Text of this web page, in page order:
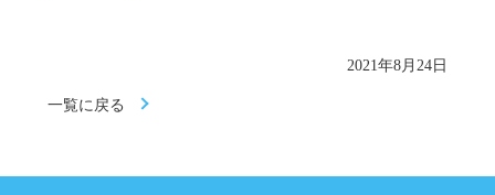
2021年8月24日
一覧に戻る